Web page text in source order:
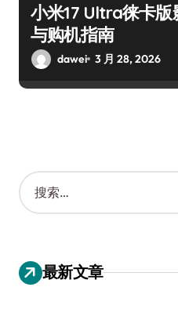
小米17 Ultra徕卡
与购机指南
dawei 3 月 28, 2026
搜
索
：
最新文章